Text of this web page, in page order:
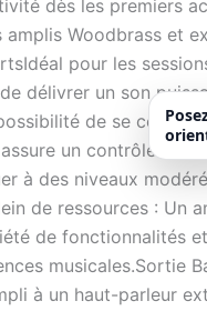
dès les premiers
Woodbrass et
pour les
délivrer un son
de se
un contrôle
à des niveaux
de ressources : Un
de fonctionnalités
musicales.Sortie
à un haut-parleur